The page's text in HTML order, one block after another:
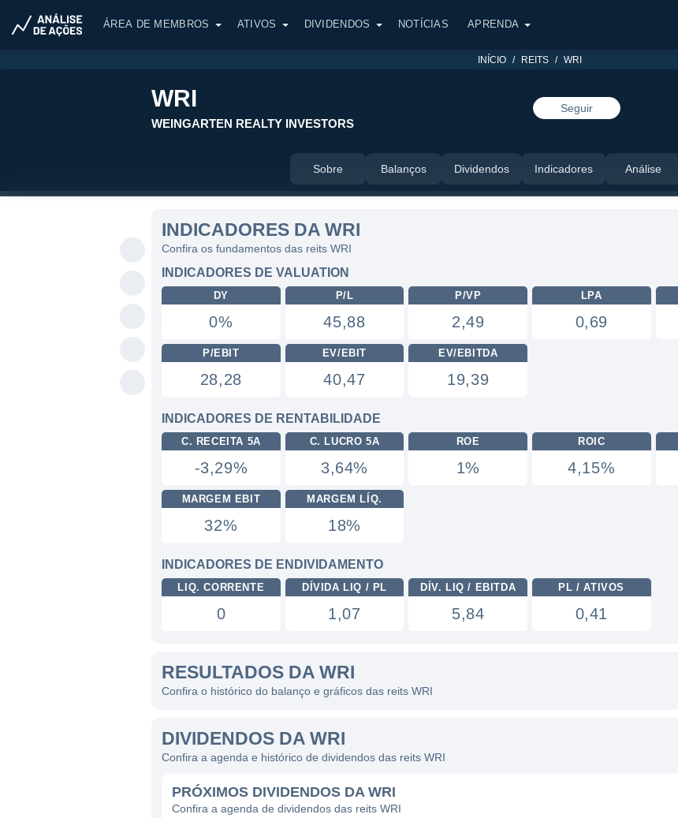
ÁREA DE MEMBROS ATIVOS DIVIDENDOS NOTÍCIAS APRENDA
INÍCIO REITS WRI
WRI
WEINGARTEN REALTY INVESTORS
Seguir
Sobre Balanços Dividendos Indicadores Análise
INDICADORES DA WRI
Confira os fundamentos das reits WRI
INDICADORES DE VALUATION
DY
0%
P/L
45,88
P/VP
2,49
LPA
0,69
P/EBIT
28,28
EV/EBIT
40,47
EV/EBITDA
19,39
INDICADORES DE RENTABILIDADE
C. RECEITA 5A
-3,29%
C. LUCRO 5A
3,64%
ROE
1%
ROIC
4,15%
MARGEM EBIT
32%
MARGEM LÍQ.
18%
INDICADORES DE ENDIVIDAMENTO
LIQ. CORRENTE
0
DÍVIDA LIQ / PL
1,07
DÍV. LIQ / EBITDA
5,84
PL / ATIVOS
0,41
RESULTADOS DA WRI
Confira o histórico do balanço e gráficos das reits WRI
DIVIDENDOS DA WRI
Confira a agenda e histórico de dividendos das reits WRI
PRÓXIMOS DIVIDENDOS DA WRI
Confira a agenda de dividendos das reits WRI